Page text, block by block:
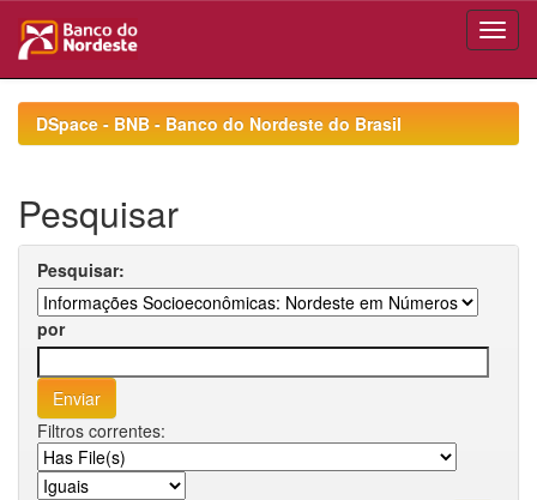
navigationDSpace - BNB - Banco do Nordeste do Brasil
Pesquisar
Pesquisar:
por
Filtros correntes: